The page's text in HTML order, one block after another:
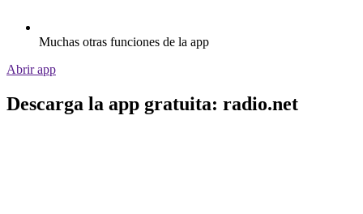
Muchas otras funciones de la app
Abrir app
Descarga la app gratuita: radio.net